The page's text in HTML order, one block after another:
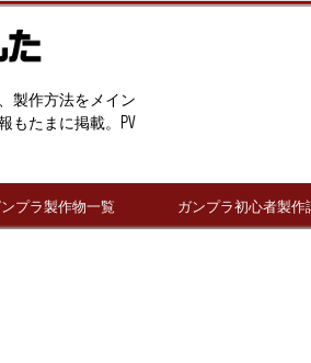
製作方法をメイン
もたまに掲載。PV
プラ製作物一覧 ガンプラ初心者製作